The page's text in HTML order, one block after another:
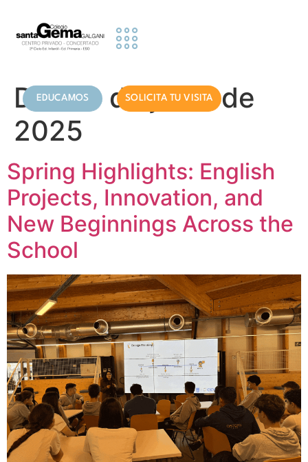
EDUCAMOS SOLICITA TU VISITA
Día:19 de junio de
2025
Spring Highlights: English
Projects, Innovation, and
New Beginnings Across the
School